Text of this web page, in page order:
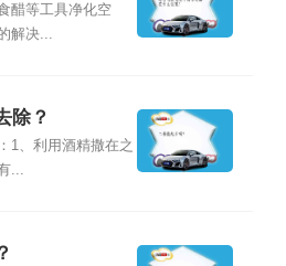
醋等工具净化空
解决...
除？
1、利用酒精撒在之
...